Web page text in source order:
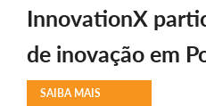
InnovationX
de inovação em
SAIBA MAIS